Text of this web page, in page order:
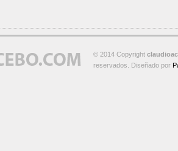
© 2014 Copyright
reservados. Diseñado por